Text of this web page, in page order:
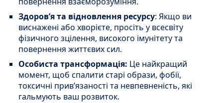
Здоров’я та відновлення ресурсу: Якщо ви
виснажені або хворієте, просіть у всесвіту
фізичного зцілення, високого імунітету та
повернення життєвих сил.
Особиста трансформація: Це найкращий
момент, щоб спалити старі образи, фобії,
токсичні прив’язаності та невпевненість, які
гальмують ваш розвиток.